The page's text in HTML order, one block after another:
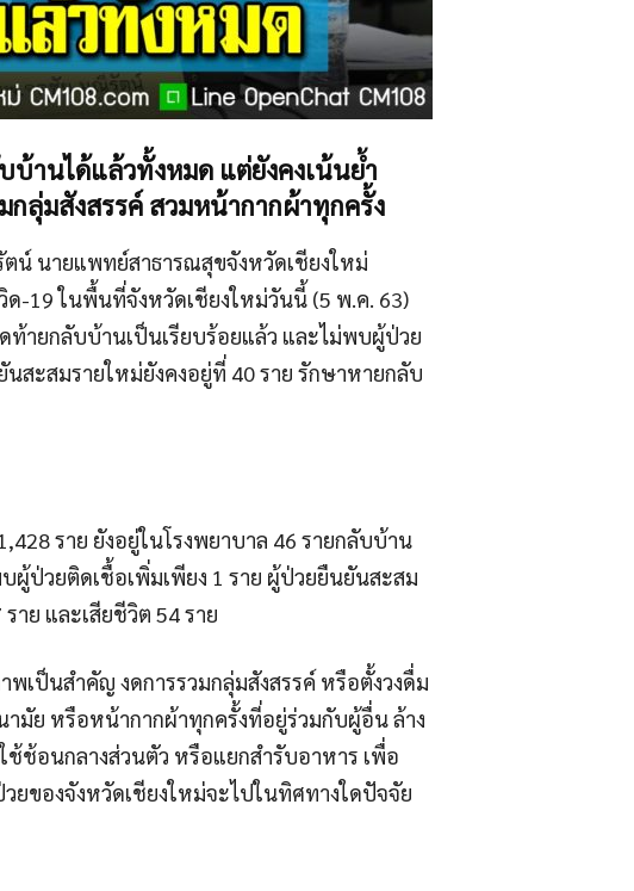
บ้านได้แล้วทั้งหมด แต่ยังคงเน้นย้ำ
กลุ่มสังสรรค์ สวมหน้ากากผ้าทุกครั้ง
นายแพทย์สาธารณสุขจังหวัดเชียงใหม่
-19 ในพื้นที่จังหวัดเชียงใหม่วันนี้ (5 พ.ค. 63)
ท้ายกลับบ้านเป็นเรียบร้อยแล้ว และไม่พบผู้ป่วย
สะสมรายใหม่ยังคงอยู่ที่ 40 ราย รักษาหายกลับ
ราย ยังอยู่ในโรงพยาบาล 46 รายกลับบ้าน
ป่วยติดเชื้อเพิ่มเพียง 1 ราย ผู้ป่วยยืนยันสะสม
าย และเสียชีวิต 54 ราย
ป็นสำคัญ งดการรวมกลุ่มสังสรรค์ หรือตั้งวงดื่ม
ามัย หรือหน้ากากผ้าทุกครั้งที่อยู่ร่วมกับผู้อื่น ล้าง
ช้อนกลางส่วนตัว หรือแยกสำรับอาหาร เพื่อ
ของจังหวัดเชียงใหม่จะไปในทิศทางใดปัจจัย